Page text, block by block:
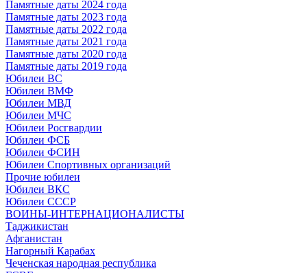
Памятные даты 2024 года
Памятные даты 2023 года
Памятные даты 2022 года
Памятные даты 2021 года
Памятные даты 2020 года
Памятные даты 2019 года
Юбилеи ВС
Юбилеи ВМФ
Юбилеи МВД
Юбилеи МЧС
Юбилеи Росгвардии
Юбилеи ФСБ
Юбилеи ФСИН
Юбилеи Спортивных организаций
Прочие юбилеи
Юбилеи ВКС
Юбилеи СССР
ВОИНЫ-ИНТЕРНАЦИОНАЛИСТЫ
Таджикистан
Афганистан
Нагорный Карабах
Чеченская народная республика